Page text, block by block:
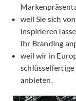
weil Sie sich
inspirieren
Ihr Branding
weil wir in
anbieten.